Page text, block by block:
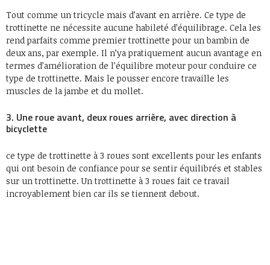
Tout comme un tricycle mais d’avant en arrière. Ce type de
trottinette ne nécessite aucune habileté d’équilibrage. Cela les
rend parfaits comme premier trottinette pour un bambin de
deux ans, par exemple. Il n’ya pratiquement aucun avantage en
termes d’amélioration de l’équilibre moteur pour conduire ce
type de trottinette. Mais le pousser encore travaille les
muscles de la jambe et du mollet.
3. Une roue avant, deux roues arrière, avec direction à
bicyclette
ce type de trottinette à 3 roues sont excellents pour les enfants
qui ont besoin de confiance pour se sentir équilibrés et stables
sur un trottinette. Un trottinette à 3 roues fait ce travail
incroyablement bien car ils se tiennent debout.